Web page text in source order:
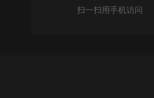
扫一扫用手机访问